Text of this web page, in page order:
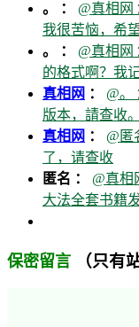
。 ： @真相网
我很苦恼，希
。 ： @真相网
的格式啊？我
真相网 ： @。
版本，請查收
真相网 ： @匿
了，请查收
匿名 ： @真相
大法全套书籍
保密留言 （只有